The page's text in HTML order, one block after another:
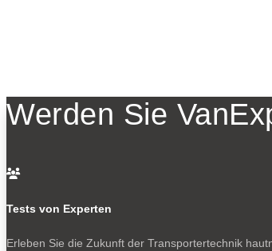
Werden Sie

Tests von Experten
Erleben Sie die Zukunft der Transportertechnik